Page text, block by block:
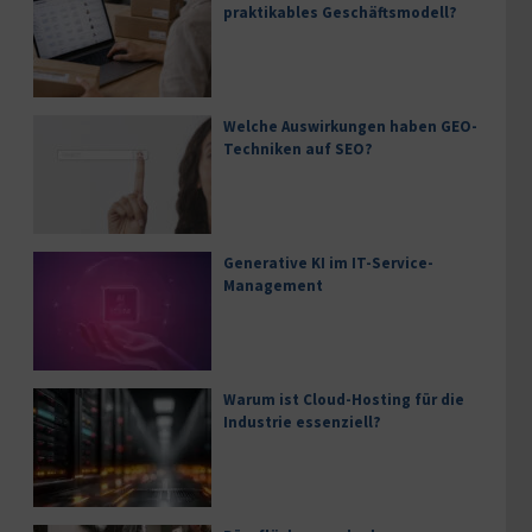
praktikables Geschäftsmodell?
Welche Auswirkungen haben GEO-
Techniken auf SEO?
Generative KI im IT-Service-
Management
Warum ist Cloud-Hosting für die
Industrie essenziell?